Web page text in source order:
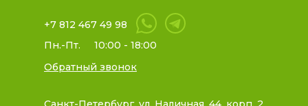
+7 812 467 49 98
Пн.-Пт.
10:00 - 18:00
Обратный звонок